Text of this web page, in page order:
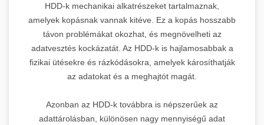
HDD-k mechanikai alkatrészeket tartalmaznak,
amelyek kopásnak vannak kitéve. Ez a kopás hosszabb
távon problémákat okozhat, és megnövelheti az
adatvesztés kockázatát. Az HDD-k is hajlamosabbak a
fizikai ütésekre és rázkódásokra, amelyek károsíthatják
az adatokat és a meghajtót magát.
Azonban az HDD-k továbbra is népszerűek az
adattárolásban, különösen nagy mennyiségű adat